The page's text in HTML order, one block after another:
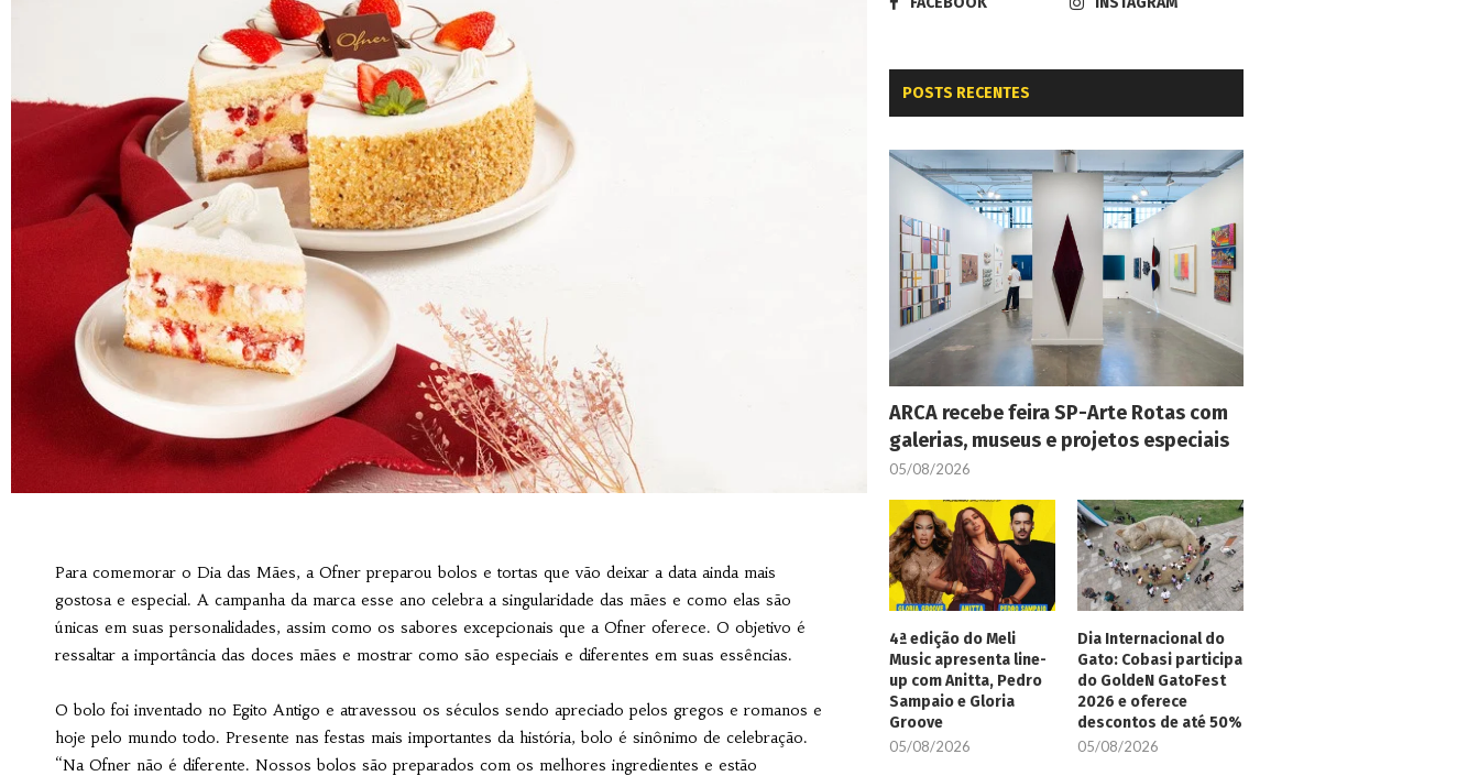
Para comemorar o Dia das Mães, a Ofner preparou bolos e tortas que vão deixar a data ainda mais
gostosa e especial. A campanha da marca esse ano celebra a singularidade das mães e como elas são
únicas em suas personalidades, assim como os sabores excepcionais que a Ofner oferece. O objetivo é
ressaltar a importância das doces mães e mostrar como são especiais e diferentes em suas essências.
O bolo foi inventado no Egito Antigo e atravessou os séculos sendo apreciado pelos gregos e romanos e
hoje pelo mundo todo. Presente nas festas mais importantes da história, bolo é sinônimo de celebração.
“Na Ofner não é diferente. Nossos bolos são preparados com os melhores ingredientes e estão
POSTS RECENTES
ARCA recebe feira SP-Arte Rotas com
galerias, museus e projetos especiais
05/08/2026
4ª edição do Meli
Music apresenta line-
up com Anitta, Pedro
Sampaio e Gloria
Groove
05/08/2026
Dia Internacional do
Gato: Cobasi participa
do GoldeN GatoFest
2026 e oferece
descontos de até 50%
05/08/2026